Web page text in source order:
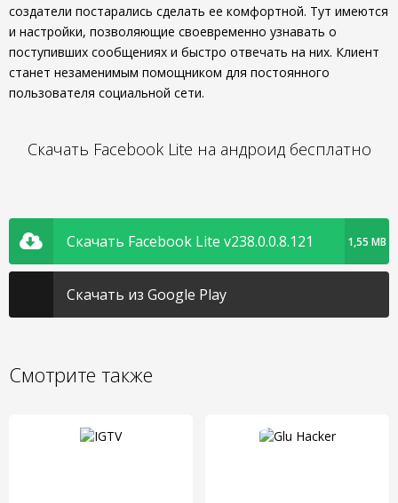
создатели постарались сделать ее комфортной. Тут имеются
и настройки, позволяющие своевременно узнавать о
поступивших сообщениях и быстро отвечать на них. Клиент
станет незаменимым помощником для постоянного
пользователя социальной сети.
Скачать Facebook Lite на андроид бесплатно
Скачать Facebook Lite v238.0.0.8.121 1,55 MB
Скачать из Google Play
Смотрите также